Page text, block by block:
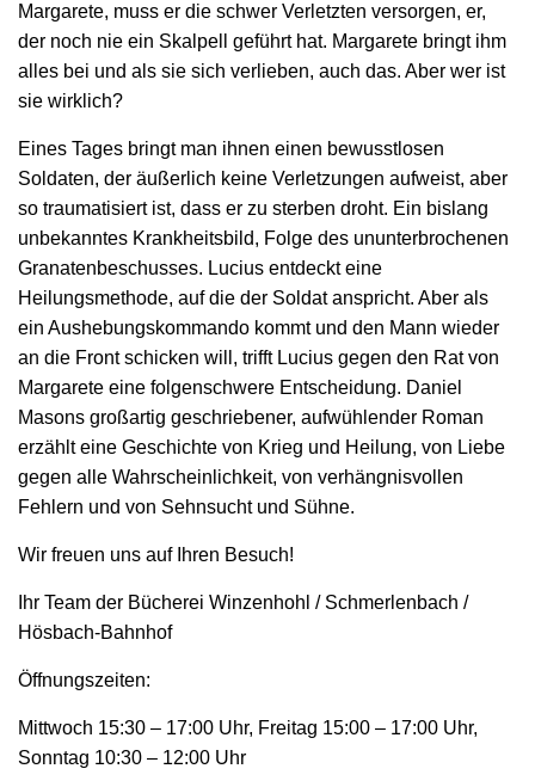
Margarete, muss er die schwer Verletzten versorgen, er,
der noch nie ein Skalpell geführt hat. Margarete bringt ihm
alles bei und als sie sich verlieben, auch das. Aber wer ist
sie wirklich?
Eines Tages bringt man ihnen einen bewusstlosen
Soldaten, der äußerlich keine Verletzungen aufweist, aber
so traumatisiert ist, dass er zu sterben droht. Ein bislang
unbekanntes Krankheitsbild, Folge des ununterbrochenen
Granatenbeschusses. Lucius entdeckt eine
Heilungsmethode, auf die der Soldat anspricht. Aber als
ein Aushebungskommando kommt und den Mann wieder
an die Front schicken will, trifft Lucius gegen den Rat von
Margarete eine folgenschwere Entscheidung. Daniel
Masons großartig geschriebener, aufwühlender Roman
erzählt eine Geschichte von Krieg und Heilung, von Liebe
gegen alle Wahrscheinlichkeit, von verhängnisvollen
Fehlern und von Sehnsucht und Sühne.
Wir freuen uns auf Ihren Besuch!
Ihr Team der Bücherei Winzenhohl / Schmerlenbach /
Hösbach-Bahnhof
Öffnungszeiten:
Mittwoch 15:30 – 17:00 Uhr, Freitag 15:00 – 17:00 Uhr,
Sonntag 10:30 – 12:00 Uhr